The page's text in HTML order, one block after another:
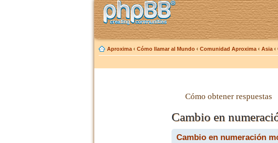
Aproxima ‹ Cómo llamar al Mundo ‹ Comunidad Aproxima ‹ Asia ‹
Cómo obtener respuestas
Cambio en
Cambio en numeración